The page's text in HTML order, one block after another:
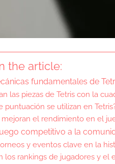
the article:
fundamentales de
las piezas de Tetris con la
puntuación se utilizan en
mejoran el rendimiento en el
competitivo a la
y eventos clave en la
los rankings de jugadores y el